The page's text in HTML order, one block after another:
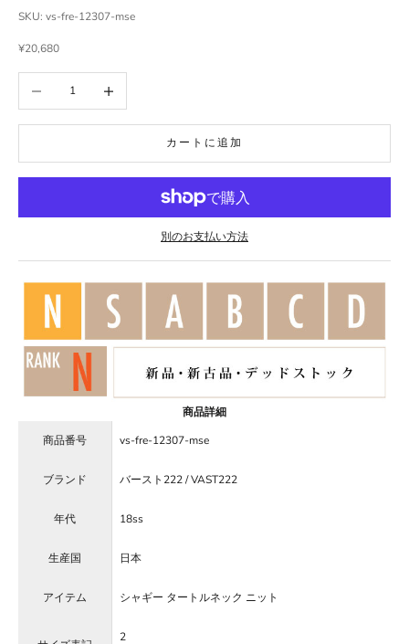
SKU: vs-fre-12307-mse
セール価格
¥20,680
カートに追加
別のお支払い方法
商品詳細
商品番号
vs-fre-12307-mse
ブランド バースト222 / VAST222
年代 18ss
生産国 日本
アイテム シャギー タートルネック ニット
2